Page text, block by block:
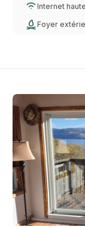
Internet
Foyer